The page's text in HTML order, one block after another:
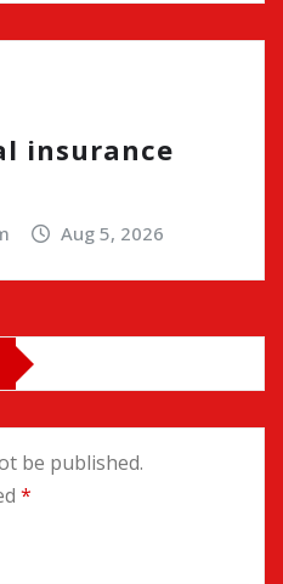
insurance
Aug 5, 2026
be published.
*